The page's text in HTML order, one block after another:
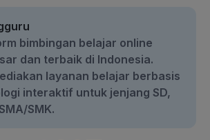
bimbingan belajar online
dan terbaik di Indonesia.
layanan belajar berbasis
interaktif untuk jenjang SD,
SMK.